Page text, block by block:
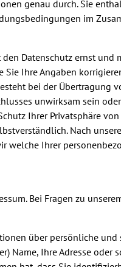
genau durch. Sie
im
Datenschutz ernst
Ihre Angaben
bei der
unwirksam sein
Ihrer Privatsphäre
Nach
welche Ihrer
Bei Fragen zu
über persönliche
Name, Ihre Adresse